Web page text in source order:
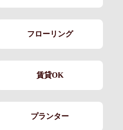
フローリング
賃貸OK
プランター